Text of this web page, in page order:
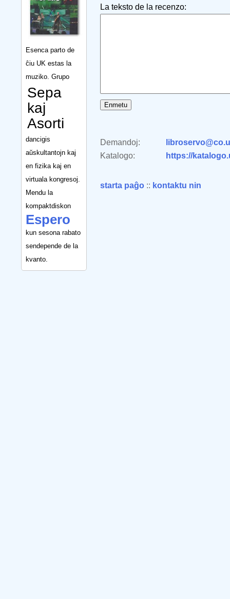
Esenca parto de
ĉiu UK estas la
muziko. Grupo
Sepa
kaj
Asorti
dancigis
aŭskultantojn kaj
en fizika kaj en
virtuala kongresoj.
Mendu la
kompaktdiskon
Espero
kun sesona rabato
sendepende de la
kvanto.
La teksto de la recenzo:
Demandoj:
Katalogo:
https://
starta paĝo :: kontaktu nin